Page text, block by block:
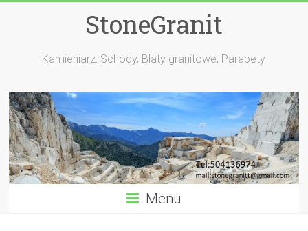
StoneGranit
Kamieniarz: Schody, Blaty granitowe, Parapety
Menu